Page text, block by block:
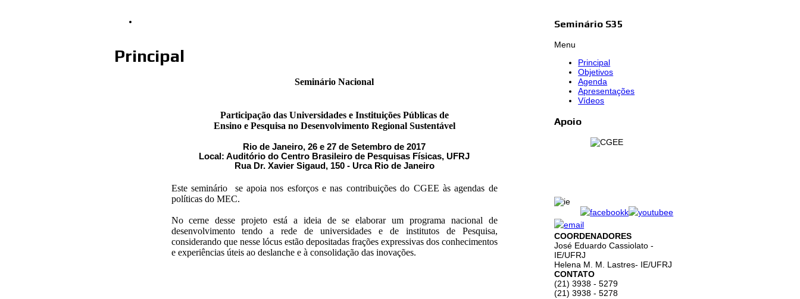
Principal
Seminário Nacional
Participação das Universidades e Instituições Públicas de
Ensino e Pesquisa no Desenvolvimento Regional Sustentável
Rio de Janeiro, 26 e 27 de Setembro de 2017
Local: Auditório do Centro Brasileiro de Pesquisas Físicas, UFRJ
Rua Dr. Xavier Sigaud, 150 - Urca Rio de Janeiro
Este seminário se apoia nos esforços e nas contribuições do CGEE às agendas de
políticas do MEC.
No cerne desse projeto está a ideia de se elaborar um programa nacional de
desenvolvimento tendo a rede de universidades e de institutos de Pesquisa,
considerando que nesse lócus estão depositadas frações expressivas dos conhecimentos
e experiências úteis ao deslanche e à consolidação das inovações.
Seminário S35
Menu
Principal
Objetivos
Agenda
Apresentações
Vídeos
Apoio
COORDENADORES
José Eduardo Cassiolato -
IE/UFRJ
Helena M. M. Lastres- IE/UFRJ
CONTATO
(21) 3938 - 5279
(21) 3938 - 5278